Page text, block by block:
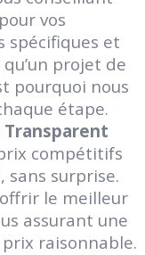
vos
spécifiques et
projet de
pourquoi nous
étape.
compétitifs
sans surprise.
le meilleur
assurant une
raisonnable.